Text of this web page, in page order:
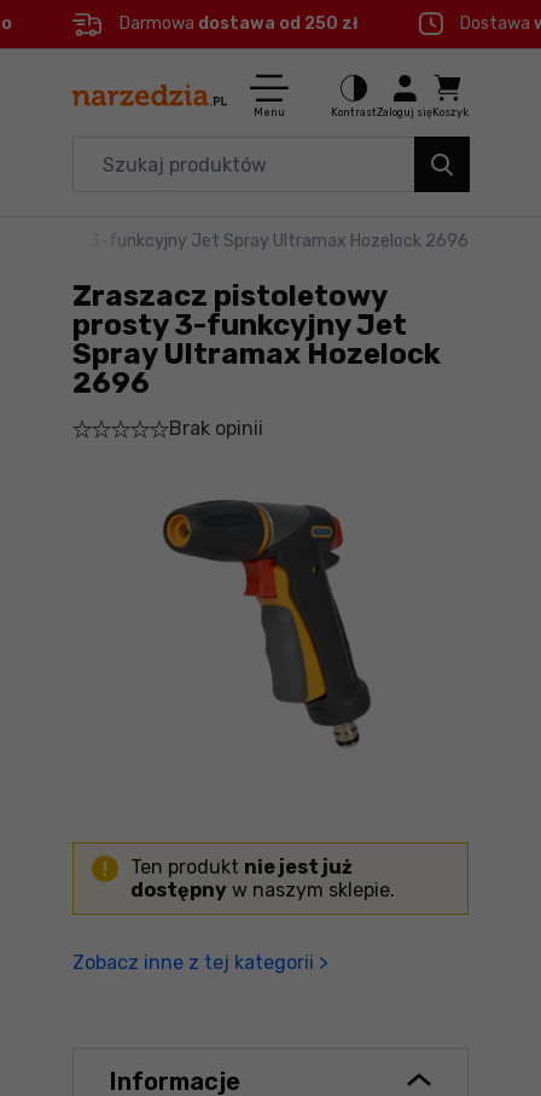
Menu główne
Informacje o produkcie
Szczegółowe informacje
Stopka
Darmowa dostawa od 250 zł Dostawa
Menu KontrastZaloguj się Koszyk
Elektronarzędzia
Akcesoria
BHP
Branże
prosty 3-funkcyjny Jet Spray Ultramax Hozelock 2696
Zraszacz pistoletowy
prosty 3-funkcyjny Jet
Spray Ultramax Hozelock
2696
Brak opinii
Ten produkt nie jest już
dostępny w naszym sklepie.
Zobacz inne z tej kategorii >
Informacje